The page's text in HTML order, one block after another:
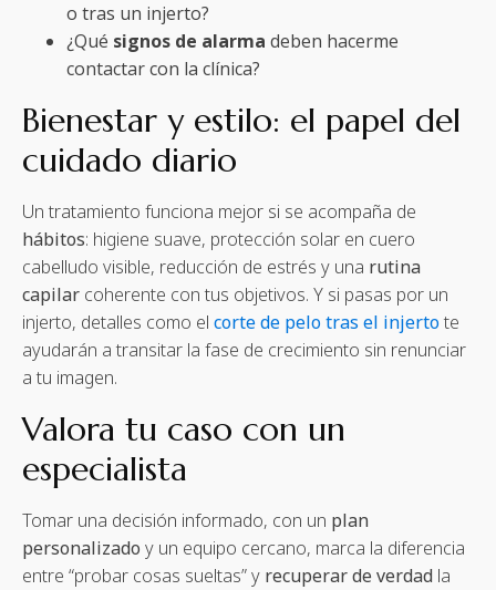
o tras un injerto?
¿Qué signos de alarma deben hacerme
contactar con la clínica?
Bienestar y estilo: el papel del
cuidado diario
Un tratamiento funciona mejor si se acompaña de
hábitos: higiene suave, protección solar en cuero
cabelludo visible, reducción de estrés y una rutina
capilar coherente con tus objetivos. Y si pasas por un
injerto, detalles como el corte de pelo tras el injertote
ayudarán a transitar la fase de crecimiento sin renunciar
a tu imagen.
Valora tu caso con un
especialista
Tomar una decisión informado, con un plan
personalizado y un equipo cercano, marca la diferencia
entre “probar cosas sueltas” y recuperar de verdad la